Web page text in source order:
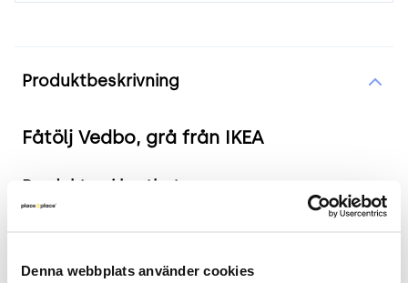
Denna webbplats använder cookies
Produktbeskrivning
Fåtölj Vedbo, grå från IKEA
Produkten i korthet
Mått Bredd: 73 cm, Djup: 65 cm, Höjd: 75 cm,